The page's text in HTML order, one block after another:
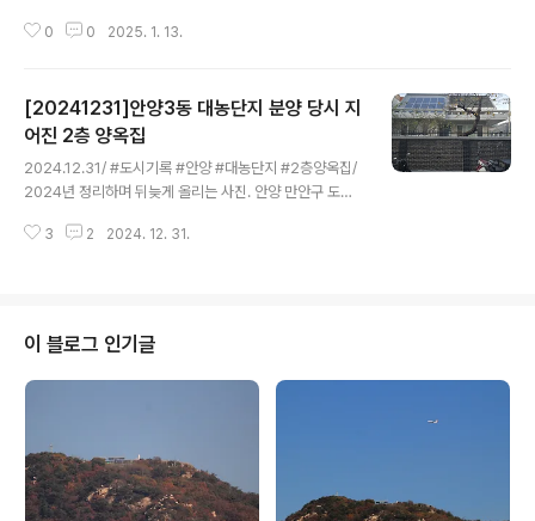
0 0 2025. 1. 13.
[20241231]안양3동 대농단지 분양 당시 지
어진 2층 양옥집
2024.12.31/ #도시기록 #안양 #대농단지 #2층양옥집/
2024년 정리하며 뒤늦게 올리는 사진. 안양 만안구 도심
있는 2층 양옥집. 안양3동을 지금도 대농단지라 불리우는
의 대규모 분양형태의 주택단지가 들어서는데. 형태는 제
각각 다르지만 자그마한 마당는 2층 양옥집들이 들어서지
요. 하지만 아쉽게도 단독주택들은 90년대 다세대 빌라들
습을 유지하며 관리 잘하고 있는..
3 2 2024. 12. 31.
이 블로그 인기글